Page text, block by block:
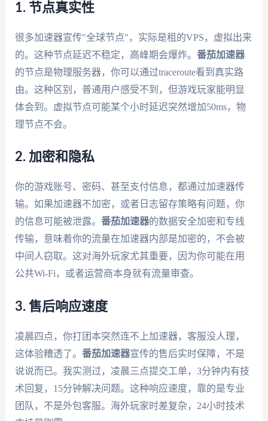
1. 节点真实性
很多加速器宣传"全球节点"，实际是租的VPS，虚拟出来
的。这种节点延迟不稳定，高峰期会爆炸。 番茄加速器
的节点是物理服务器，你可以通过traceroute看到真实路
由。这种区别，普通用户感受不到，但游戏玩家能明显
体会到。虚拟节点可能某个小时延迟突然增加50ms，物
理节点不会。
2. 加密和隐私
你的游戏账号、密码、甚至支付信息，都通过加速器传
输。如果加速器不加密，或者日志留存策略有问题，你
的信息可能被泄露。 番茄加速器的数据安全加密和专线
传输，意味着你的流量在加速器内部是加密的，不会被
中间人窃取。这对海外玩家尤其重要，因为你可能在用
公共Wi-Fi，或者运营商本身就有流量审查。
3. 售后响应速度
凌晨四点，你打团本突然连不上加速器，客服没人理，
这体验糟透了。 番茄加速器宣传的售后实时保障，不是
说说而已。我实测过，凌晨三点提交工单，3分钟内有技
术回复，15分钟解决问题。这种响应速度，靠的是专业
团队，不是外包客服。海外玩家时差复杂，24小时技术